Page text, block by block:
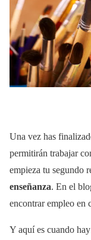
Una vez has
permitirán trabajar
empieza tu segundo
enseñanza. En el
encontrar empleo en
Y aquí es cuando